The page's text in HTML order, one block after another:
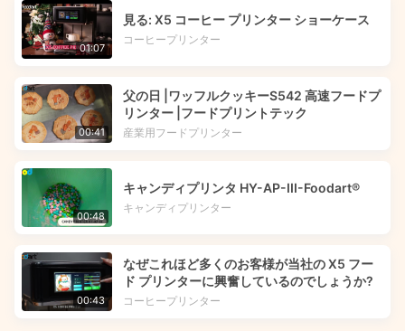
01:07
見る: X5 コーヒー プリンター ショーケース
コーヒープリンター
00:41
父の日 |ワッフルクッキーS542 高速フードプ
リンター |フードプリントテック
産業用フードプリンター
00:48
キャンディプリンタ HY-AP-III-Foodart®
キャンディプリンター
00:43
なぜこれほど多くのお客様が当社の X5 フー
ド プリンターに興奮しているのでしょうか?
コーヒープリンター